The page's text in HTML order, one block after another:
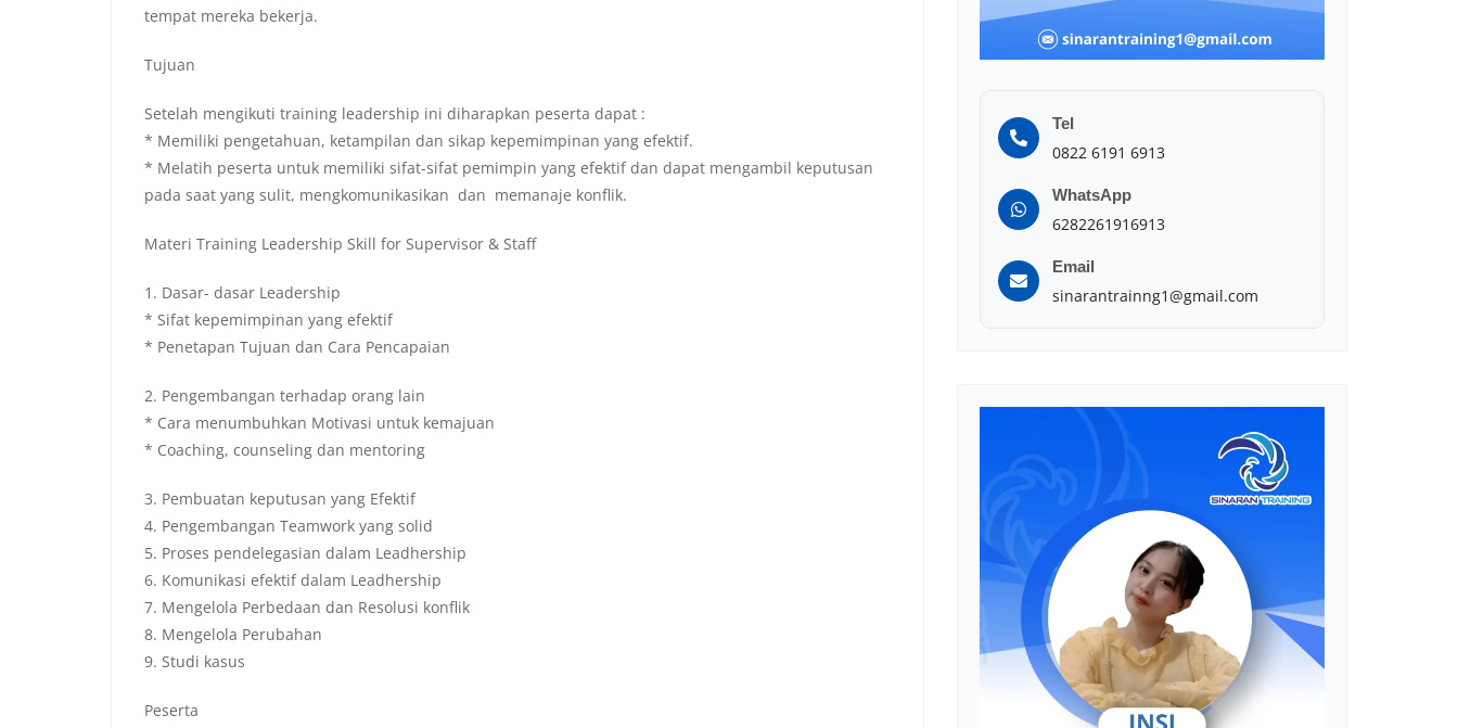
tempat mereka bekerja.
Tujuan
Setelah mengikuti training leadership ini diharapkan peserta dapat :
* Memiliki pengetahuan, ketampilan dan sikap kepemimpinan yang efektif.
* Melatih peserta untuk memiliki sifat-sifat pemimpin yang efektif dan dapat mengambil keputusan
pada saat yang sulit, mengkomunikasikan dan memanaje konflik.
Materi Training Leadership Skill for Supervisor & Staff
1. Dasar- dasar Leadership
* Sifat kepemimpinan yang efektif
* Penetapan Tujuan dan Cara Pencapaian
2. Pengembangan terhadap orang lain
* Cara menumbuhkan Motivasi untuk kemajuan
* Coaching, counseling dan mentoring
3. Pembuatan keputusan yang Efektif
4. Pengembangan Teamwork yang solid
5. Proses pendelegasian dalam Leadhership
6. Komunikasi efektif dalam Leadhership
7. Mengelola Perbedaan dan Resolusi konflik
8. Mengelola Perubahan
9. Studi kasus
Peserta
Tel
0822 6191 6913
WhatsApp
6282261916913
Email
sinarantrainng1@gmail.com